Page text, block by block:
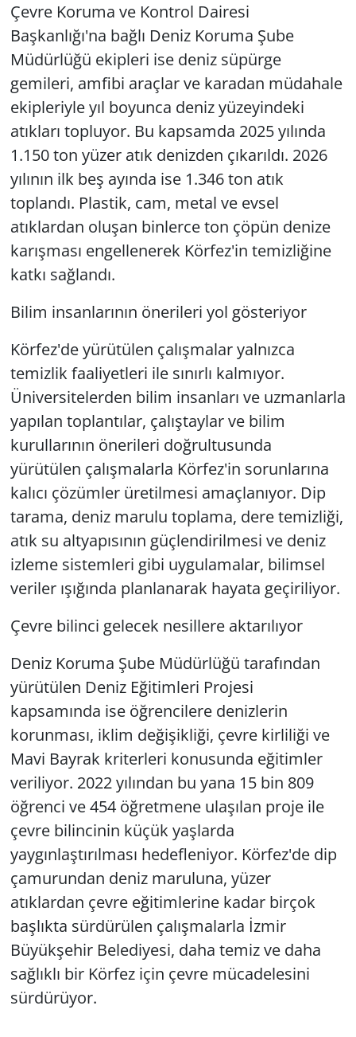
Çevre Koruma ve Kontrol Dairesi
Başkanlığı'na bağlı Deniz Koruma Şube
Müdürlüğü ekipleri ise deniz süpürge
gemileri, amfibi araçlar ve karadan müdahale
ekipleriyle yıl boyunca deniz yüzeyindeki
atıkları topluyor. Bu kapsamda 2025 yılında
1.150 ton yüzer atık denizden çıkarıldı. 2026
yılının ilk beş ayında ise 1.346 ton atık
toplandı. Plastik, cam, metal ve evsel
atıklardan oluşan binlerce ton çöpün denize
karışması engellenerek Körfez'in temizliğine
katkı sağlandı.
Bilim insanlarının önerileri yol gösteriyor
Körfez'de yürütülen çalışmalar yalnızca
temizlik faaliyetleri ile sınırlı kalmıyor.
Üniversitelerden bilim insanları ve uzmanlarla
yapılan toplantılar, çalıştaylar ve bilim
kurullarının önerileri doğrultusunda
yürütülen çalışmalarla Körfez'in sorunlarına
kalıcı çözümler üretilmesi amaçlanıyor. Dip
tarama, deniz marulu toplama, dere temizliği,
atık su altyapısının güçlendirilmesi ve deniz
izleme sistemleri gibi uygulamalar, bilimsel
veriler ışığında planlanarak hayata geçiriliyor.
Çevre bilinci gelecek nesillere aktarılıyor
Deniz Koruma Şube Müdürlüğü tarafından
yürütülen Deniz Eğitimleri Projesi
kapsamında ise öğrencilere denizlerin
korunması, iklim değişikliği, çevre kirliliği ve
Mavi Bayrak kriterleri konusunda eğitimler
veriliyor. 2022 yılından bu yana 15 bin 809
öğrenci ve 454 öğretmene ulaşılan proje ile
çevre bilincinin küçük yaşlarda
yaygınlaştırılması hedefleniyor. Körfez'de dip
çamurundan deniz maruluna, yüzer
atıklardan çevre eğitimlerine kadar birçok
başlıkta sürdürülen çalışmalarla İzmir
Büyükşehir Belediyesi, daha temiz ve daha
sağlıklı bir Körfez için çevre mücadelesini
sürdürüyor.